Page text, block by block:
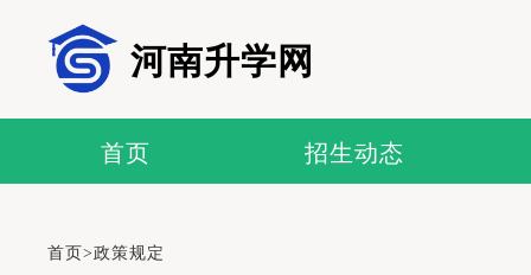
河南升学网
首页 招生动态
首页>政策规定